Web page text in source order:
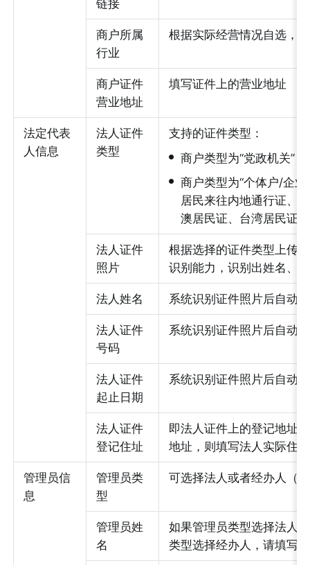
链接
商户所属
行业
根据实际经营情况自选，
商户证件
营业地址
填写证件上的营业地址
法定代表
人信息
法人证件
类型
支持的证件类型：
• 商户类型为“党政机关”
• 商户类型为“个体户/企
居民来往内地通行证、
澳居民证、台湾居民证
法人证件
照片
根据选择的证件类型上传
识别能力，识别出姓名、
法人姓名 系统识别证件照片后自动
法人证件
号码
系统识别证件照片后自动
法人证件
起止日期
系统识别证件照片后自动
法人证件
登记住址
即法人证件上的登记地址
地址，则填写法人实际住
管理员信
息
管理员类
型
可选择法人或者经办人（
管理员姓
名
如果管理员类型选择法人
类型选择经办人，请填写